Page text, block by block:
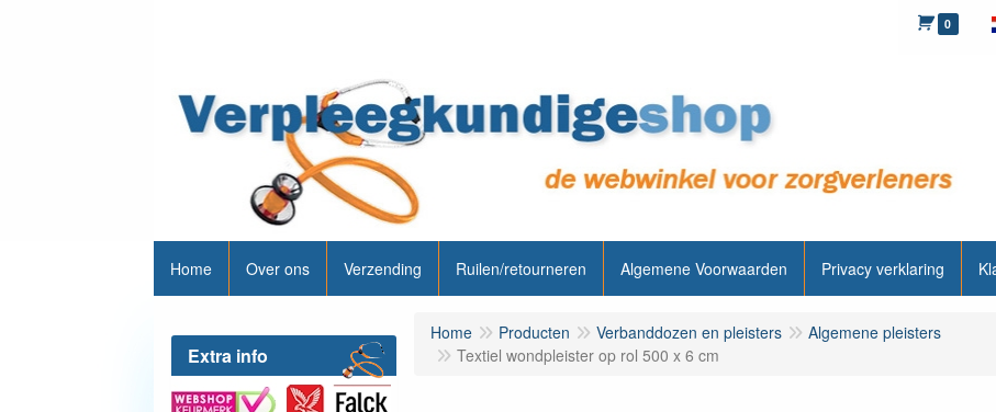
0
Home Over ons Verzending Ruilen/retourneren Algemene Voorwaarden Privacy verklaring
Extra info
Home Producten Verbanddozen en pleisters
Algemene pleisters
Textiel wondpleister op rol 500 x 6 cm